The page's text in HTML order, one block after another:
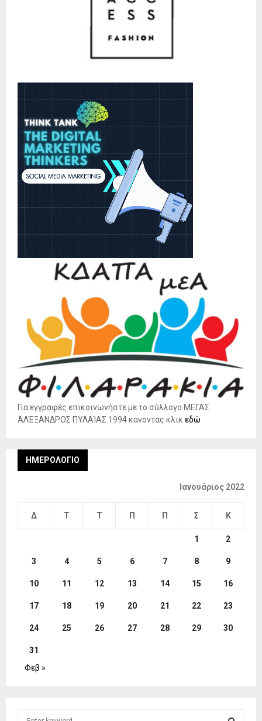
Για εγγραφές επικοινωνήστε με το σύλλογο ΜΕΓΑΣ
ΑΛΈΞΑΝΔΡΟΣ ΠΥΛΑΊΑΣ 1994 κάνοντας κλικ εδώ
ΗΜΕΡΟΛΌΓΙΟ
Ιανουάριος 2022
Δ Τ Τ Π Π Σ Κ
1 2
3 4 5 6 7 8 9
10 11 12 13 14 15 16
17 18 19 20 21 22 23
24 25 26 27 28 29 30
31
Φεβ »